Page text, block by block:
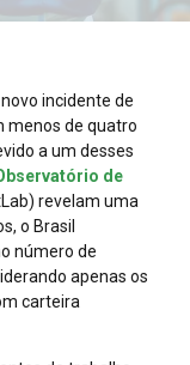
incidente de
menos de quatro
a um desses
de
revelam uma
o Brasil
número de
apenas os
carteira